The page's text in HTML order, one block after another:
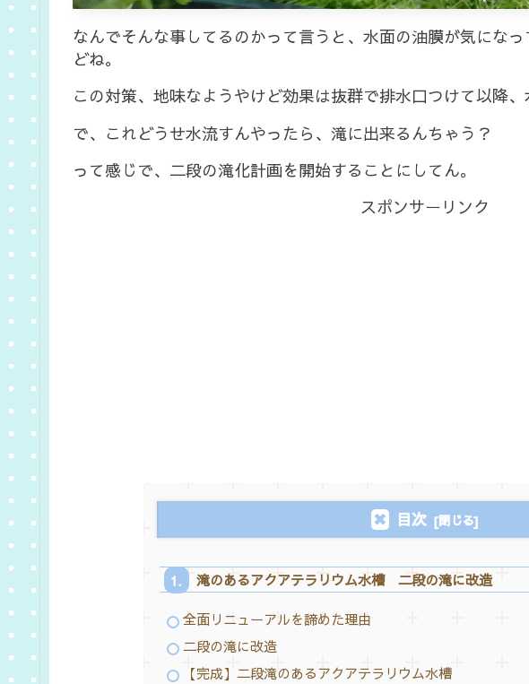
なんでそんな事してるのかって言うと、水面の油膜が気にな
どね。
この対策、地味なようやけど効果は抜群で排水口つけて以降、
で、これどうせ水流すんやったら、滝に出来るんちゃう？
って感じで、二段の滝化計画を開始することにしてん。
スポンサーリンク
目次
滝のあるアクアテラリウム水槽 二段の滝に改造
全面リニューアルを諦めた理由
二段の滝に改造
【完成】二段滝のあるアクアテラリウム水槽